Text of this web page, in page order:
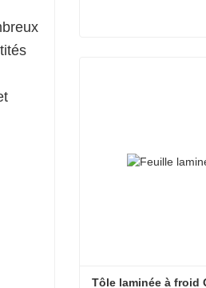
Tôle laminée à froid